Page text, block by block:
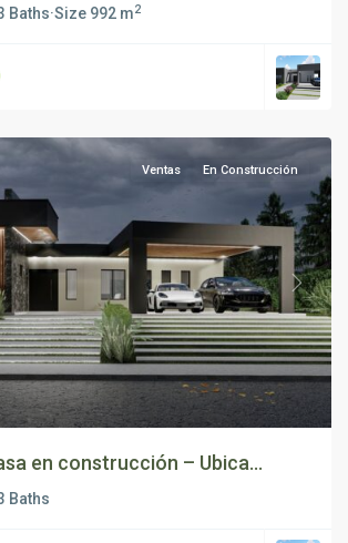
Baths·Size 992 m2
Next
Ventas En Construcción
en construcción – Ubica...
Baths